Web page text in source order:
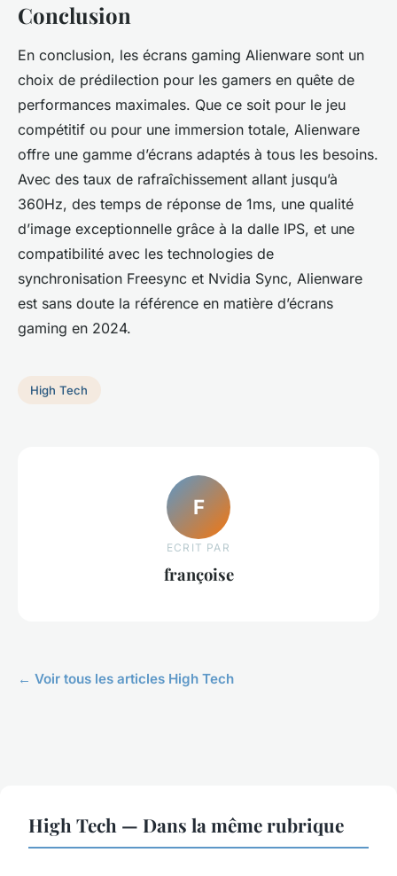
Conclusion
En conclusion, les écrans gaming Alienware sont un
choix de prédilection pour les gamers en quête de
performances maximales. Que ce soit pour le jeu
compétitif ou pour une immersion totale, Alienware
offre une gamme d’écrans adaptés à tous les besoins.
Avec des taux de rafraîchissement allant jusqu’à
360Hz, des temps de réponse de 1ms, une qualité
d’image exceptionnelle grâce à la dalle IPS, et une
compatibilité avec les technologies de
synchronisation Freesync et Nvidia Sync, Alienware
est sans doute la référence en matière d’écrans
gaming en 2024.
High Tech
F
ECRIT PAR
françoise
← Voir tous les articles High Tech
High Tech — Dans la même rubrique